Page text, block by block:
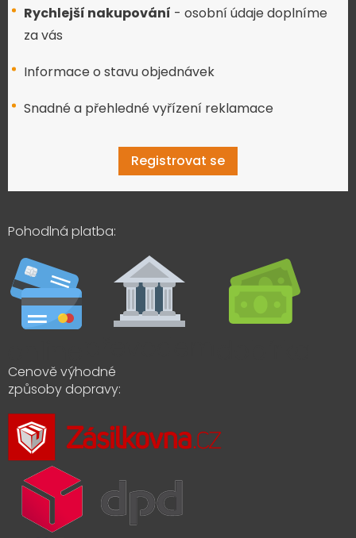
Rychlejší nakupování - osobní údaje doplníme
za vás
Informace o stavu objednávek
Snadné a přehledné vyřízení reklamace
Registrovat se
Pohodlná platba:
Cenově výhodné
způsoby dopravy: